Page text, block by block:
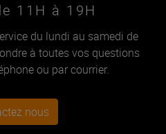
11H à 19H
du lundi au samedi de
à toutes vos questions
ou par courrier.
nous